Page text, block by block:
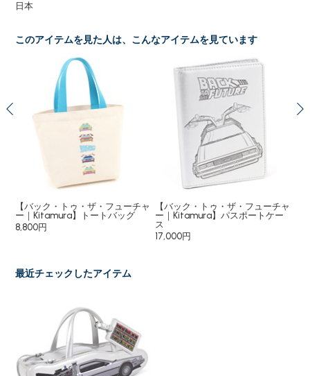
日本
このアイテムを見た人は、こんなアイテムを見ています
【バック・トゥ・ザ・フューチャ
ー｜Kitamura】トートバッグ
8,800円
【バック・トゥ・ザ・フューチャ
ー｜Kitamura】パスポートケー
ス
17,000円
最近チェックしたアイテム